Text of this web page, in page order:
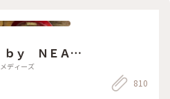
ｙ ＮＥＡ
ＤＩＥＳ
ディーズ
810